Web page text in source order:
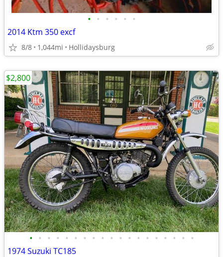
• • • • • •
2014 Ktm 350 excf
8/8 1,044mi Hollidaysburg
• • • • • • • • • • • • • • • • • • •
1974 Suzuki TC185
$2,800